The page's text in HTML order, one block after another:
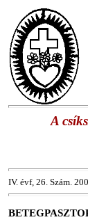
A
IV. évf, 26. Szám.